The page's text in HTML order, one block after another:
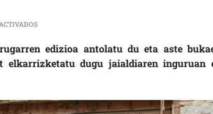
EN “POESIA MAILU BAT DA” LITERATUR JAIALDIA
edizioa antolatu du eta aste
elkarrizketatu dugu jaialdiaren inguruan